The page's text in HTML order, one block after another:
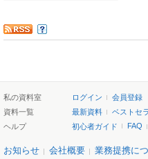
私の資料室 ログイン
会員登録
資料一覧
最新資料 ベストセ
ヘルプ
初心者ガイド FAQ
お知らせ 会社概要 業務提携に